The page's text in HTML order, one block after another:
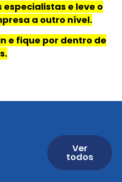
especialistas e leve o
a outro nível.
e fique por dentro de
Ver
todos